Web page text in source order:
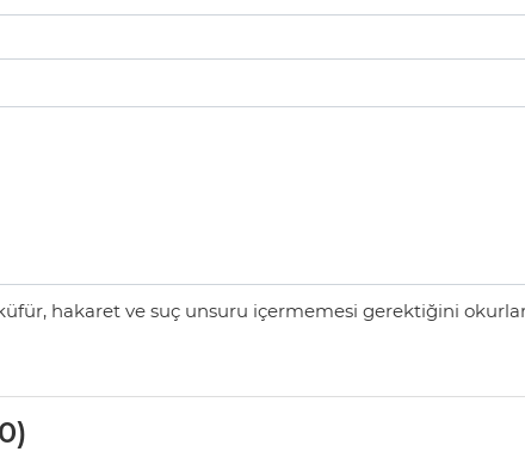
hakaret ve suç unsuru içermemesi gerektiğini
0)